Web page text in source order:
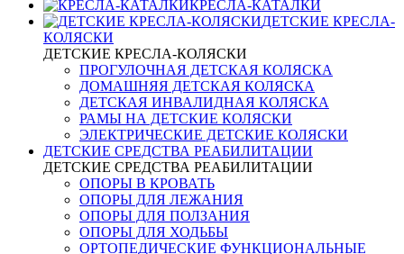
КРЕСЛА-КАТАЛКИ
ДЕТСКИЕ КРЕСЛА-
КОЛЯСКИ
ДЕТСКИЕ КРЕСЛА-КОЛЯСКИ
ПРОГУЛОЧНАЯ ДЕТСКАЯ КОЛЯСКА
ДОМАШНЯЯ ДЕТСКАЯ КОЛЯСКА
ДЕТСКАЯ ИНВАЛИДНАЯ КОЛЯСКА
РАМЫ НА ДЕТСКИЕ КОЛЯСКИ
ЭЛЕКТРИЧЕСКИЕ ДЕТСКИЕ КОЛЯСКИ
ДЕТСКИЕ СРЕДСТВА РЕАБИЛИТАЦИИ
ДЕТСКИЕ СРЕДСТВА РЕАБИЛИТАЦИИ
ОПОРЫ В КРОВАТЬ
ОПОРЫ ДЛЯ ЛЕЖАНИЯ
ОПОРЫ ДЛЯ ПОЛЗАНИЯ
ОПОРЫ ДЛЯ ХОДЬБЫ
ОРТОПЕДИЧЕСКИЕ ФУНКЦИОНАЛЬНЫЕ